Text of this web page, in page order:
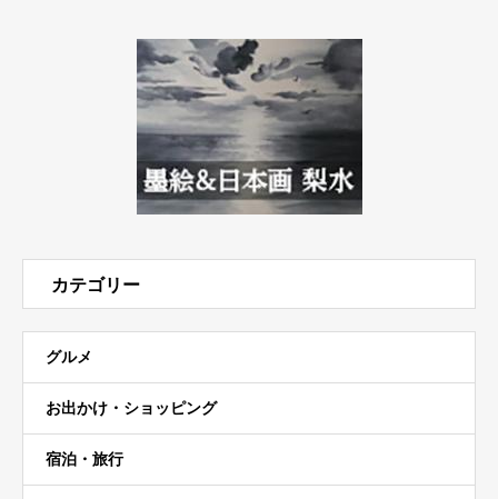
カテゴリー
グルメ
お出かけ・ショッピング
宿泊・旅行